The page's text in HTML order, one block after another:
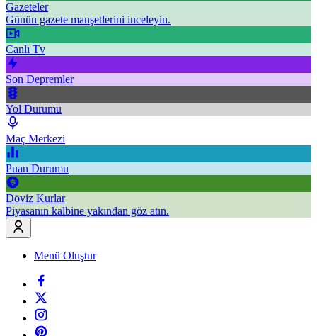
Gazeteler
Günün gazete manşetlerini inceleyin.
Canlı Tv
Son Depremler
Yol Durumu
Maç Merkezi
Puan Durumu
Döviz Kurlar
Piyasanın kalbine yakından göz atın.
Menü Oluştur